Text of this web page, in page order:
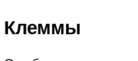
Клеммы